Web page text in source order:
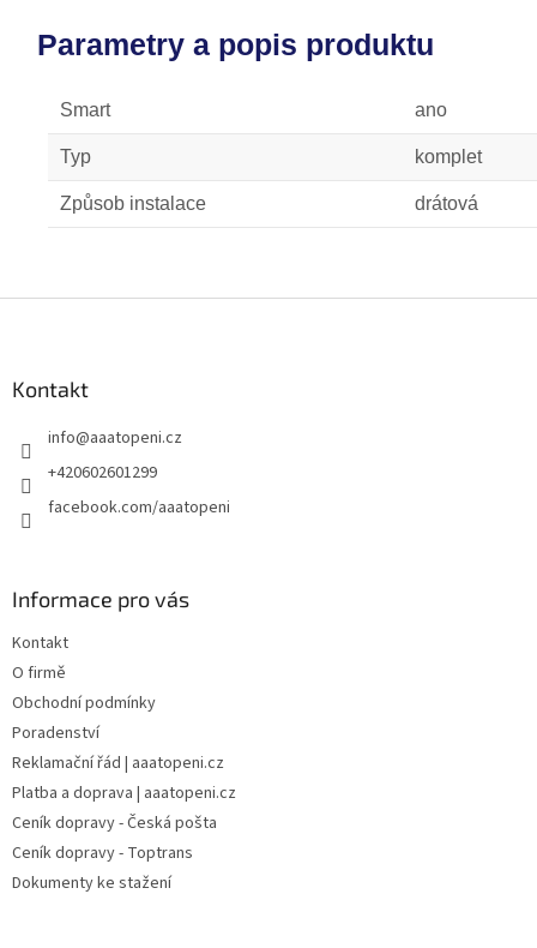
Parametry a popis produktu
Smart ano
Typ komplet
Způsob instalace drátová
Kontakt
info@aaatopeni.cz
+420602601299
facebook.com/aaatopeni
Informace pro vás
Kontakt
O firmě
Obchodní podmínky
Poradenství
Reklamační řád | aaatopeni.cz
Platba a doprava | aaatopeni.cz
Ceník dopravy - Česká pošta
Ceník dopravy - Toptrans
Dokumenty ke stažení